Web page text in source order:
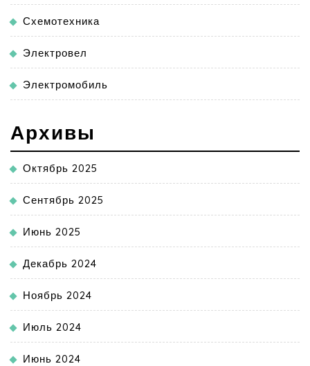
Схемотехника
Электровел
Электромобиль
Архивы
Октябрь 2025
Сентябрь 2025
Июнь 2025
Декабрь 2024
Ноябрь 2024
Июль 2024
Июнь 2024